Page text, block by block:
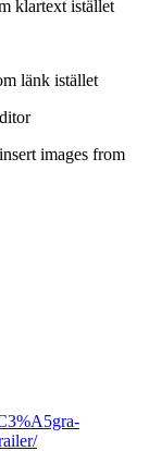
klartext istället
länk istället
images from